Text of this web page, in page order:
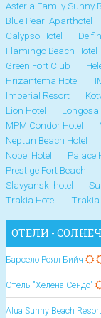
Asteria Family Sunny
Blue Pearl Aparthotel
Calypso Hotel
Flamingo Beach Hotel
Green Fort Club
Hrizantema Hotel
Imperial Resort
Lion Hotel
Longosa
MPM Condor Hotel
Neptun Beach Hotel
Nobel Hotel
Palace
Prestige Fort Beach
Slavyanski hotel
Trakia Hotel
Trakia
ОТЕЛИ -
Барсело Роял Бийч
Отель "Хелена Сендс"
Alua Sunny Beach